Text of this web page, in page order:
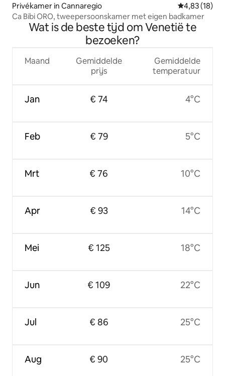
Privékamer in Cannaregio Gemiddelde
4,83 (18)
Ca Bibi ORO, tweepersoonskamer met eigen badkamer
Wat is de beste tijd om Venetië te
bezoeken?
Maand
Jan
Feb
Mrt
Apr
Mei
Jun
Jul
Aug
Gemiddelde
prijs
€ 74
€ 79
€ 76
€ 93
€ 125
€ 109
€ 86
€ 90
Gemiddelde
temperatuur
4°C
5°C
10°C
14°C
18°C
22°C
25°C
25°C